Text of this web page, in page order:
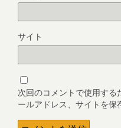
サイト
次回のコメントで使用する
ールアドレス、サイトを保